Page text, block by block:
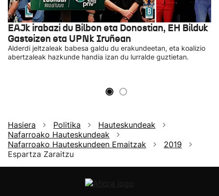
EAJk irabazi du Bilbon eta Donostian, EH Bilduk
Gasteizen eta UPNk Iruñean
Alderdi jeltzaleak babesa galdu du erakundeetan, eta koalizio
abertzaleak hazkunde handia izan du lurralde guztietan.
Hasiera Politika
Hauteskundeak
Nafarroako Hauteskundeak
Nafarroako Hauteskundeen Emaitzak
2019
Espartza Zaraitzu